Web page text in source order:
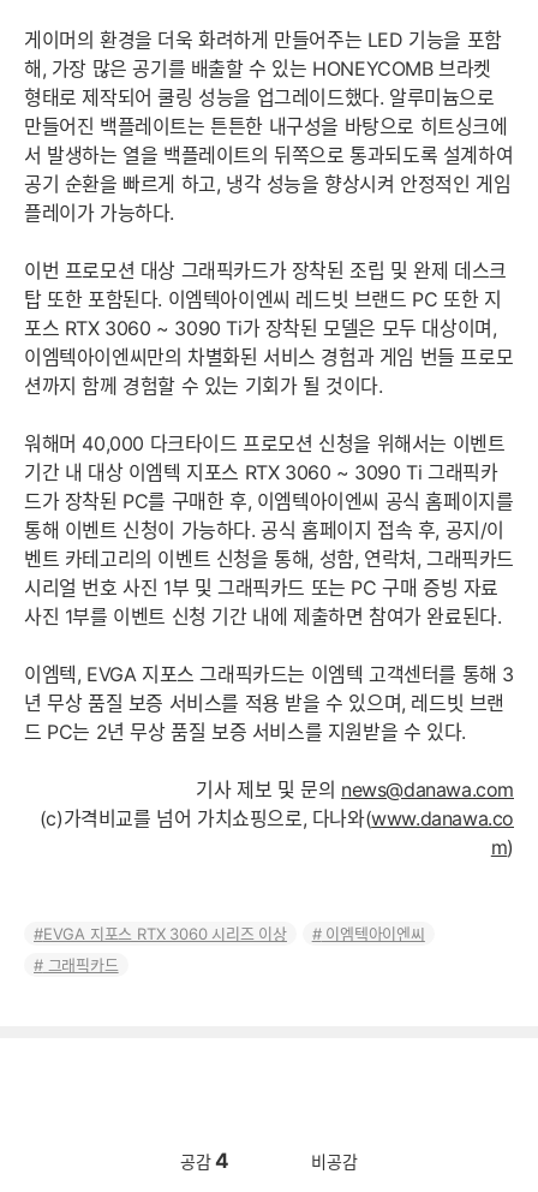
게이머의 환경을 더욱 화려하게 만들어주는 LED 기능을 포함
해, 가장 많은 공기를 배출할 수 있는 HONEYCOMB 브라켓
형태로 제작되어 쿨링 성능을 업그레이드했다. 알루미늄으로
만들어진 백플레이트는 튼튼한 내구성을 바탕으로 히트싱크에
서 발생하는 열을 백플레이트의 뒤쪽으로 통과되도록 설계하여
공기 순환을 빠르게 하고, 냉각 성능을 향상시켜 안정적인 게임
플레이가 가능하다.
이번 프로모션 대상 그래픽카드가 장착된 조립 및 완제 데스크
탑 또한 포함된다. 이엠텍아이엔씨 레드빗 브랜드 PC 또한 지
포스 RTX 3060 ~ 3090 Ti가 장착된 모델은 모두 대상이며,
이엠텍아이엔씨만의 차별화된 서비스 경험과 게임 번들 프로모
션까지 함께 경험할 수 있는 기회가 될 것이다.
워해머 40,000 다크타이드 프로모션 신청을 위해서는 이벤트
기간 내 대상 이엠텍 지포스 RTX 3060 ~ 3090 Ti 그래픽카
드가 장착된 PC를 구매한 후, 이엠텍아이엔씨 공식 홈페이지를
통해 이벤트 신청이 가능하다. 공식 홈페이지 접속 후, 공지/이
벤트 카테고리의 이벤트 신청을 통해, 성함, 연락처, 그래픽카드
시리얼 번호 사진 1부 및 그래픽카드 또는 PC 구매 증빙 자료
사진 1부를 이벤트 신청 기간 내에 제출하면 참여가 완료된다.
이엠텍, EVGA 지포스 그래픽카드는 이엠텍 고객센터를 통해 3
년 무상 품질 보증 서비스를 적용 받을 수 있으며, 레드빗 브랜
드 PC는 2년 무상 품질 보증 서비스를 지원받을 수 있다.
기사 제보 및 문의 news@danawa.com
(c)가격비교를 넘어 가치쇼핑으로, 다나와(www.danawa.co
m)
EVGA 지포스 RTX 3060 시리즈 이상
이엠텍아이엔씨
그래픽카드
공감 4 비공감